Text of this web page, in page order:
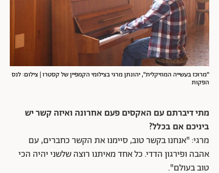
"מרוכז בעשייה המוזיקלית", יהונתן מרגי בצילומי הקמפיין של קסטרו | צילום: לנס
הפקות
מתי דיברתם עם האקסים פעם אחרונה ואיזה קשר יש
ביניכם אם בכלל?
מרגי: "אנחנו בקשר טוב, סיימנו את הקשר כחברים, עם
אהבה ופירגון הדדי. כל אחד מאיתנו רוצה שלשני יהיה הכי
טוב בעולם".